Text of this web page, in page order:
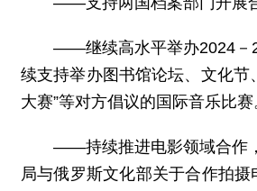
——继续高水平举办2024－
续支持举办图书馆论坛、文化节
大赛”等对方倡议的国际音乐比
——持续推进电影领域合作
局与俄罗斯文化部关于合作拍